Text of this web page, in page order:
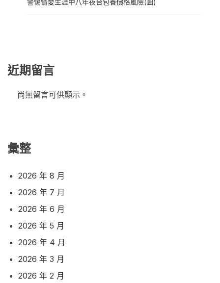
近期留言
尚無留言可供顯示。
彙整
2026 年 8 月
2026 年 7 月
2026 年 6 月
2026 年 5 月
2026 年 4 月
2026 年 3 月
2026 年 2 月